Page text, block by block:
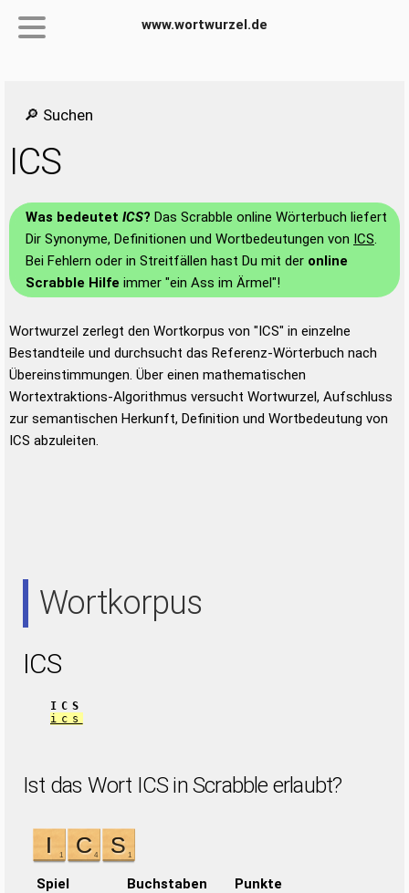
www.wortwurzel.de
🔎 Suchen
ICS
Was bedeutet ICS? Das Scrabble online Wörterbuch liefert
Dir Synonyme, Definitionen und Wortbedeutungen von ICS.
Bei Fehlern oder in Streitfällen hast Du mit der online
Scrabble Hilfe immer "ein Ass im Ärmel"!
Wortwurzel zerlegt den Wortkorpus von "ICS" in einzelne
Bestandteile und durchsucht das Referenz-Wörterbuch nach
Übereinstimmungen. Über einen mathematischen
Wortextraktions-Algorithmus versucht Wortwurzel, Aufschluss
zur semantischen Herkunft, Definition und Wortbedeutung von
ICS abzuleiten.
Wortkorpus
ICS
ICS
ics
Ist das Wort ICS in Scrabble erlaubt?
Spiel Buchstaben Punkte